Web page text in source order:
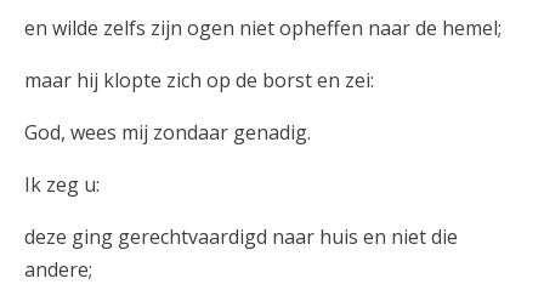
en wilde zelfs zijn ogen niet opheffen naar de hemel;
maar hij klopte zich op de borst en zei:
God, wees mij zondaar genadig.
Ik zeg u:
deze ging gerechtvaardigd naar huis en niet die
andere;